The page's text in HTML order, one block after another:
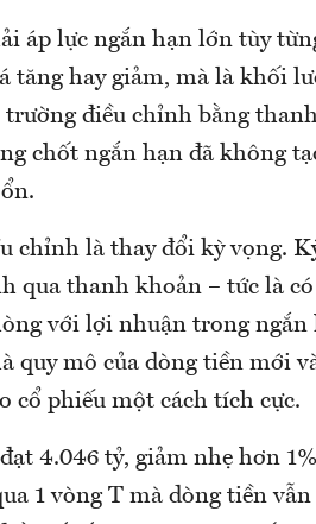
áp lực ngắn hạn lớn tùy
tăng hay giảm, mà là khối
điều chỉnh bằng
chốt ngắn hạn đã không
chỉnh là thay đổi kỳ vọng.
qua thanh khoản – tức là
với lợi nhuận trong ngắn
quy mô của dòng tiền mới
cổ phiếu một cách tích cực.
4.046 tỷ, giảm nhẹ hơn
1 vòng T mà dòng tiền